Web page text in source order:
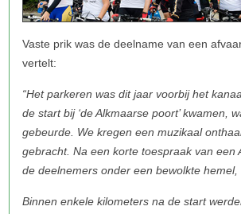
“Het parkeren was dit jaar voorbij het
de start bij ‘de Alkmaarse poort’ kwamen,
gebeurde. We kregen een muzikaal
gebracht. Na een korte toespraak van een
de deelnemers onder een bewolkte
Binnen enkele kilometers na de start